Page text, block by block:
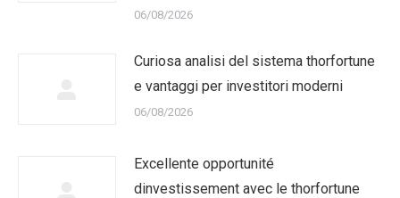
06/08/2026
Curiosa analisi del sistema thorfortune
e vantaggi per investitori moderni
06/08/2026
Excellente opportunité
dinvestissement avec le thorfortune